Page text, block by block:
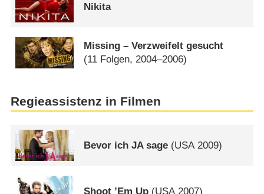
Nikita
Missing – Verzweifelt gesucht
(11 Folgen, 2004–2006)
Regieassistenz in Filmen
Bevor ich JA sage (USA2009)
Shoot ’Em Up (USA2007)